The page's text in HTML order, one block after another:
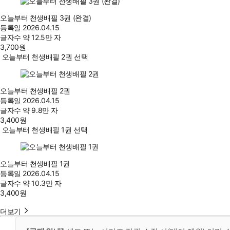
오늘부터 천생배필 3권 (완결)
등록일 2026.04.15
글자수 약 12.5만 자
3,700원
오늘부터 천생배필 2권 선택
오늘부터 천생배필 2권
등록일 2026.04.15
글자수 약 9.8만 자
3,400원
오늘부터 천생배필 1권 선택
오늘부터 천생배필 1권
등록일 2026.04.15
글자수 약 10.3만 자
3,400원
더보기